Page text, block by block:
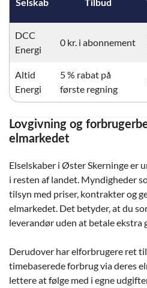
Selskab Tilbud
DCC
Energi
0 kr. i abonnement
Altid
Energi
5 % rabat på
første regning
Lovgivning og
elmarkedet
Elselskaber i Øster Skerninge er
i resten af landet. Myndigheder
tilsyn med priser, kontrakter og
elmarkedet. Det betyder, at du
leverandør uden at betale ekstra
Derudover har elforbrugere ret
timebaserede forbrug via deres
lettere at følge med i egne